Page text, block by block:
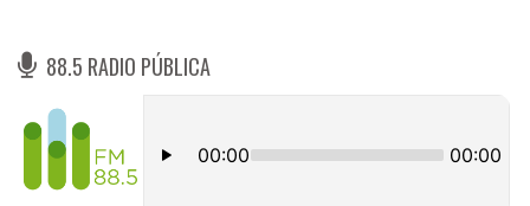
88.5 RADIO PÚBLICA